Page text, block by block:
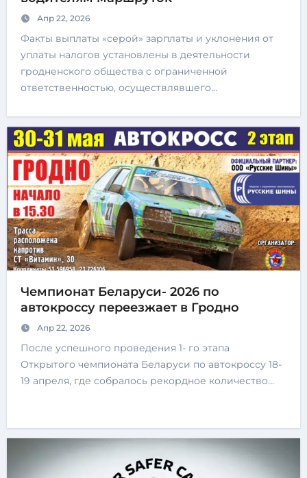
Апр 22, 2026
Факты выплаты «серой» зарплаты и уклонения от
уплаты налогов установлены в деятельности
гродненского общества с ограниченной
ответственностью, осуществлявшего…
Чемпионат Беларуси- 2026 по
автокроссу переезжает в Гродно
Апр 22, 2026
После успешного проведения 1- го этапа
Открытого чемпионата Беларуси по автокроссу 18-
19 апреля, где собралось рекордное количество…